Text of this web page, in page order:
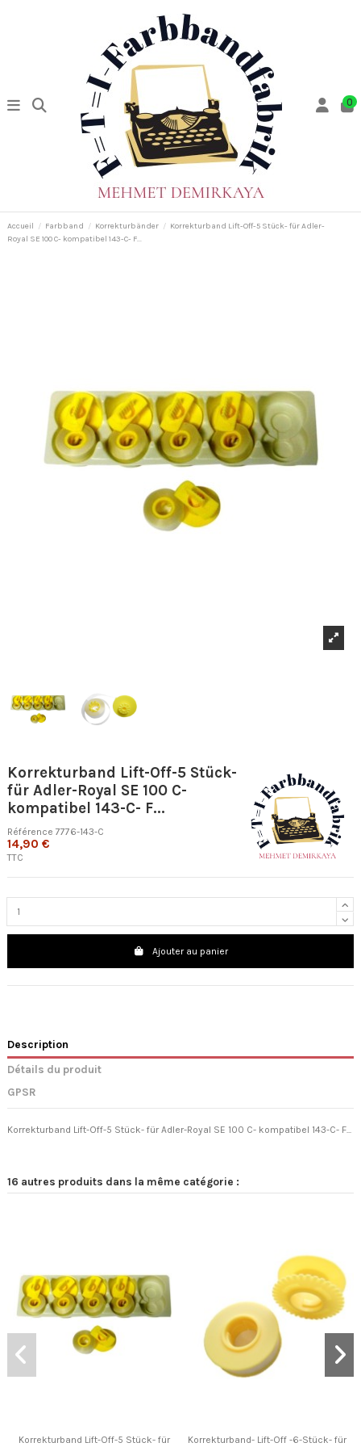
0
Accueil Farbband Korrekturbänder
Korrekturband Lift-Off-5 Stück- für Adler-
Royal SE 100 C- kompatibel 143-C- F...
Korrekturband Lift-Off-5 Stück-
für Adler-Royal SE 100 C-
kompatibel 143-C- F...
Référence 7776-143-C
14,90 €
TTC
Ajouter au panier
Description
Détails du produit
GPSR
Korrekturband Lift-Off-5 Stück- für Adler-Royal SE 100 C- kompatibel 143-C- F...
16 autres produits dans la même catégorie :
Korrekturband Lift-Off-5 Stück- für
Korrekturband- Lift-Off -6-Stück- für